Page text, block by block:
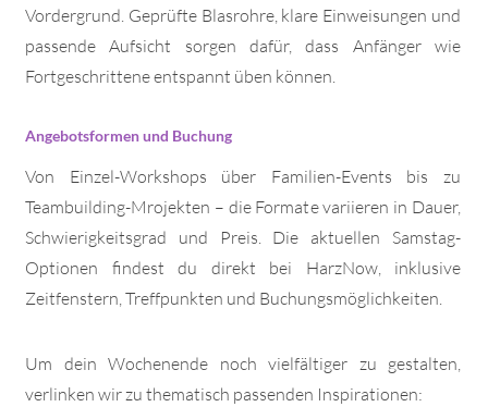
Vordergrund. Geprüfte Blasrohre, klare Einweisungen und
passende Aufsicht sorgen dafür, dass Anfänger wie
Fortgeschrittene entspannt üben können.
Angebotsformen und Buchung
Von Einzel-Workshops über Familien-Events bis zu
Teambuilding-Mrojekten – die Formate variieren in Dauer,
Schwierigkeitsgrad und Preis. Die aktuellen Samstag-
Optionen findest du direkt bei HarzNow, inklusive
Zeitfenstern, Treffpunkten und Buchungsmöglichkeiten.
Um dein Wochenende noch vielfältiger zu gestalten,
verlinken wir zu thematisch passenden Inspirationen: